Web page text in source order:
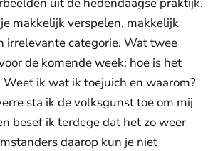
makkelijk verspelen, makkelijk
irrelevante categorie. Wat twee
de komende week: hoe is het
ik wat ik toejuich en waarom?
sta ik de volksgunst toe om mij
besef ik terdege dat het zo weer
daarop kun je niet